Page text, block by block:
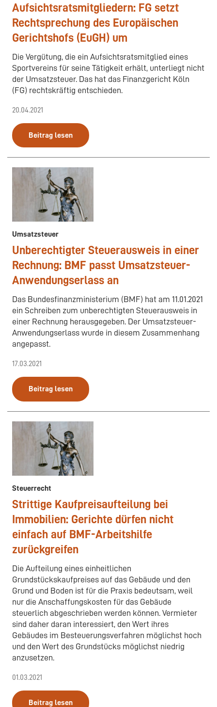
Aufsichtsratsmitgliedern: FG setzt
Rechtsprechung des Europäischen
Gerichtshofs (EuGH) um
Die Vergütung, die ein Aufsichtsratsmitglied eines
Sportvereins für seine Tätigkeit erhält, unterliegt nicht
der Umsatzsteuer. Das hat das Finanzgericht Köln
(FG) rechtskräftig entschieden.
20.04.2021
Beitrag lesen
Umsatzsteuer
Unberechtigter Steuerausweis in einer
Rechnung: BMF passt Umsatzsteuer-
Anwendungserlass an
Das Bundesfinanzministerium (BMF) hat am 11.01.2021
ein Schreiben zum unberechtigten Steuerausweis in
einer Rechnung herausgegeben. Der Umsatzsteuer-
Anwendungserlass wurde in diesem Zusammenhang
angepasst.
17.03.2021
Beitrag lesen
Steuerrecht
Strittige Kaufpreisaufteilung bei
Immobilien: Gerichte dürfen nicht
einfach auf BMF-Arbeitshilfe
zurückgreifen
Die Aufteilung eines einheitlichen
Grundstückskaufpreises auf das Gebäude und den
Grund und Boden ist für die Praxis bedeutsam, weil
nur die Anschaffungskosten für das Gebäude
steuerlich abgeschrieben werden können. Vermieter
sind daher daran interessiert, den Wert ihres
Gebäudes im Besteuerungsverfahren möglichst hoch
und den Wert des Grundstücks möglichst niedrig
anzusetzen.
01.03.2021
Beitrag lesen